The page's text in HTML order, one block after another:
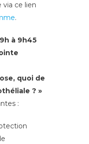
via ce lien
.
à 9h45
quoi de
? »
: